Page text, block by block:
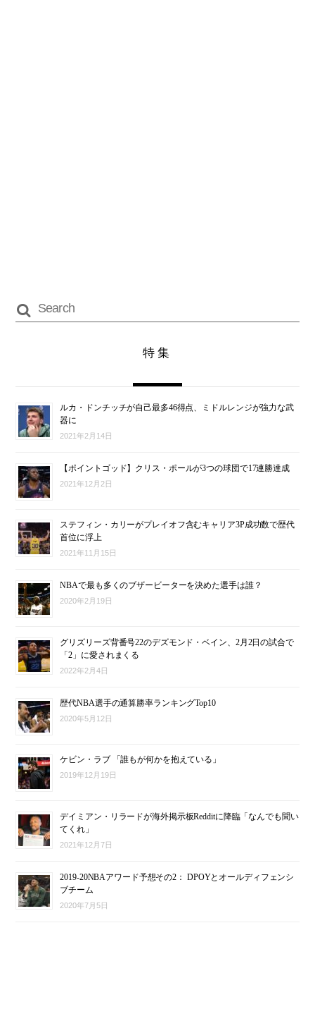
特集
ルカ・ドンチッチが自己最多46得点、ミドルレンジが強力な武
器に
2021年2月14日
【ポイントゴッド】クリス・ポールが3つの球団で17連勝達成
2021年12月2日
ステフィン・カリーがプレイオフ含むキャリア3P成功数で歴代
首位に浮上
2021年11月15日
NBAで最も多くのブザービーターを決めた選手は誰？
2020年2月19日
グリズリーズ背番号22のデズモンド・ベイン、2月2日の試合で
「2」に愛されまくる
2022年2月4日
歴代NBA選手の通算勝率ランキングTop10
2020年5月12日
ケビン・ラブ 「誰もが何かを抱えている」
2019年12月19日
デイミアン・リラードが海外掲示板Redditに降臨「なんでも聞い
てくれ」
2021年12月7日
2019-20NBAアワード予想その2： DPOYとオールディフェンシ
ブチーム
2020年7月5日